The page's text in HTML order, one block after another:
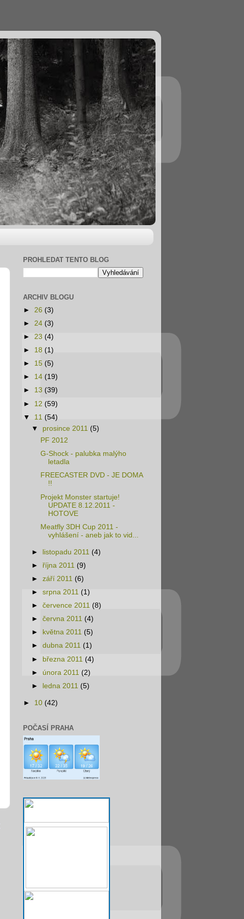
PROHLEDAT TENTO BLOG
ARCHIV BLOGU
► 26 (3)
► 24 (3)
► 23 (4)
► 18 (1)
► 15 (5)
► 14 (19)
► 13 (39)
► 12 (59)
▼ 11 (54)
▼ prosince 2011 (5)
PF 2012
G-Shock - palubka malýho
letadla
FREECASTER DVD - JE DOMA
!!
Projekt Monster startuje!
UPDATE 8.12.2011 -
HOTOVE
Meatfly 3DH Cup 2011 -
vyhlášení - aneb jak to vid...
► listopadu 2011 (4)
►října 2011 (9)
►září 2011 (6)
►srpna 2011 (1)
►července 2011 (8)
►června 2011 (4)
►
května 2011 (5)
►dubna 2011 (1)
► března 2011 (4)
► února 2011 (2)
►
ledna 2011 (5)
► 10 (42)
POČASÍ PRAHA